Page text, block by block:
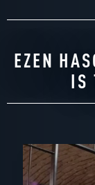
EZEN
IS